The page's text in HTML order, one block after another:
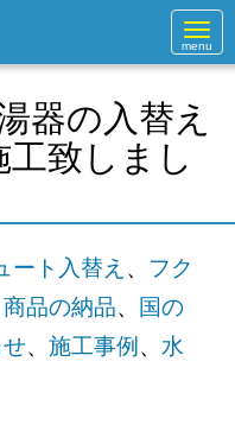
N
a
v
g
a
器の入替え
致しまし
ート入替え 、 フク
商品の納品、 国の
、 施工事例、 水